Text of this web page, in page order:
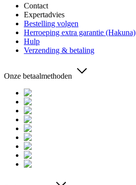
Contact
Expertadvies
Bestelling volgen
Herroeping extra garantie (Hakuna)
Hulp
Verzending & betaling
Onze betaalmethoden